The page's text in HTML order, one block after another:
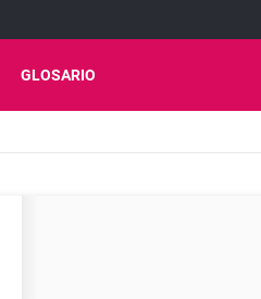
GLOSARIO